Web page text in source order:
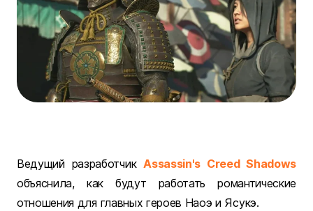
Ведущий разработчикAssassin's Creed Shadows
объяснила, как будут работать романтические
отношения для главных героев Наоэ и Ясукэ.